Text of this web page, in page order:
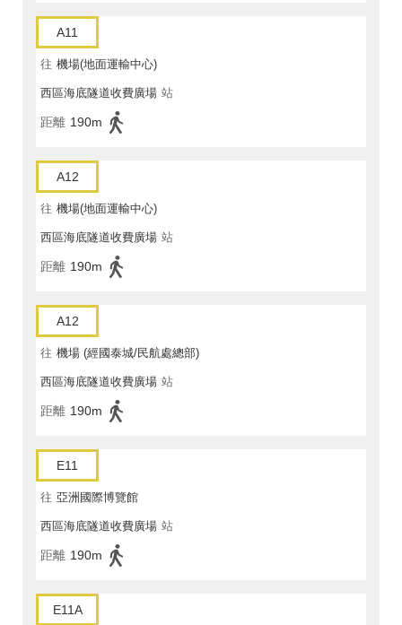
A11
往 機場(地面運輸中心)
西區海底隧道收費廣場 站
距離 190m
A12
往 機場(地面運輸中心)
西區海底隧道收費廣場 站
距離 190m
A12
往 機場 (經國泰城/民航處總部)
西區海底隧道收費廣場 站
距離 190m
E11
往 亞洲國際博覽館
西區海底隧道收費廣場 站
距離 190m
E11A